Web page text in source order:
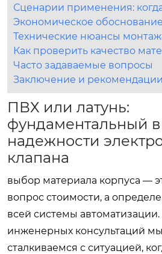
Сценарии применения:
Экономическое
Технические нюансы
Как проверить качество
Часто задаваемые вопросы
Заключение и
ПВХ или латунь:
фундаментальный
надежности
клапана
выбор материала корпуса —
вопрос стоимости, а
всей системы
инженерных консультаций
сталкиваемся с ситуацией,